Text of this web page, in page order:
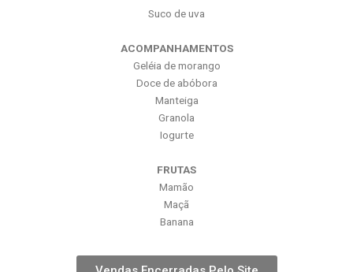
Suco de uva
ACOMPANHAMENTOS
Geléia de morango
Doce de abóbora
Manteiga
Granola
Iogurte
FRUTAS
Mamão
Maçã
Banana